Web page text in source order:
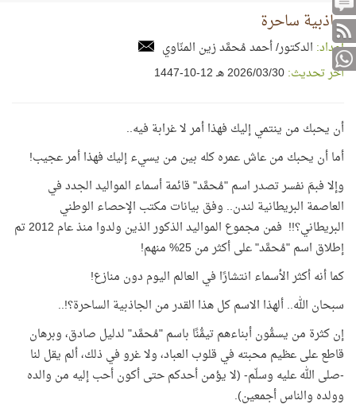
جاذبية ساحرة
إعداد: الدكتور/ أحمد مُحمَّد زين المنّاوي
آخر تحديث:30‏/03‏/2026 هـ 12-10-1447
أن يحبك من ينتمي إليك فهذا أمر لا غرابة فيه..
أما أن يحبك من عاش عمره كله بين من يسيء إليك فهذا أمر عجيب!
وإلا فبمَ نفسر تصدر اسم "مُحمَّد" قائمة أسماء المواليد الجدد في
العاصمة البريطانية لندن.. وفق بيانات مكتب الإحصاء الوطني
البريطاني؟!! فمن مجموع المواليد الذكور الذين ولدوا منذ عام 2012 تم
إطلاق اسم "مُحمَّد" على أكثر من 25% منهم!
كما أنه أكثر الأسماء انتشارًا في العالم اليوم دون منازع!
سبحان الله.. ألهذا الاسم كل هذا القدر من الجاذبية الساحرة؟!..
إن كثرة من يسمُّون أبناءهم تيمُّنًا باسم "مُحمَّد" لدليل صادق، وبرهان
قاطع على عظيم محبته في قلوب العباد، ولا غرو في ذلك، ألم يقل لنا
-صلى الله عليه وسلّم- (لا يؤمن أحدكم حتى أكون أحب إليه من والده
وولده والناس أجمعين).